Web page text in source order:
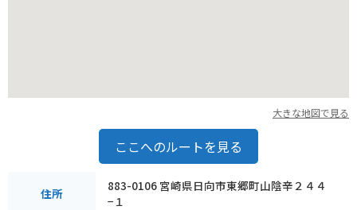
大きな地図で見る
ここへのルートを見る
住所
883-0106 宮崎県日向市東郷町山陰辛２４４
−１